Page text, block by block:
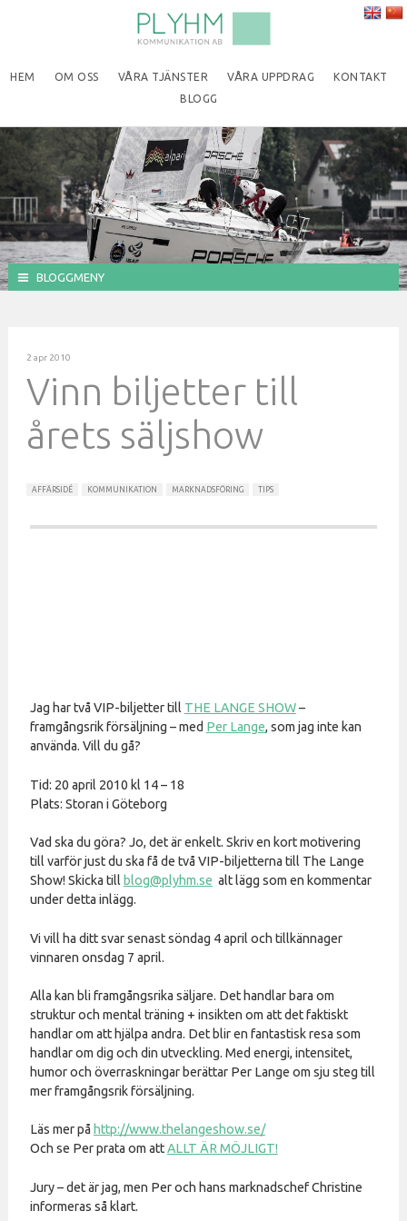
HEM OM OSS VÅRA TJÄNSTER VÅRA UPPDRAG
KONTAKT
BLOGG
BLOGGMENY
2 apr 2010
Vinn biljetter till
årets säljshow
AFFÄRSIDÉ KOMMUNIKATION MARKNADSFÖRING TIPS
Jag har två VIP-biljetter till THE LANGE SHOW–
framgångsrik försäljning – med Per Lange, som jag inte kan
använda. Vill du gå?
Tid: 20 april 2010 kl 14 – 18
Plats: Storan i Göteborg
Vad ska du göra? Jo, det är enkelt. Skriv en kort motivering
till varför just du ska få de två VIP-biljetterna till The Lange
Show! Skicka till blog@plyhm.se alt lägg som en kommentar
under detta inlägg.
Vi vill ha ditt svar senast söndag 4 april och tillkännager
vinnaren onsdag 7 april.
Alla kan bli framgångsrika säljare. Det handlar bara om
struktur och mental träning + insikten om att det faktiskt
handlar om att hjälpa andra. Det blir en fantastisk resa som
handlar om dig och din utveckling. Med energi, intensitet,
humor och överraskningar berättar Per Lange om sju steg till
mer framgångsrik försäljning.
Läs mer på http://www.thelangeshow.se/
Och se Per prata om attALLT ÄR MÖJLIGT!
Jury – det är jag, men Per och hans marknadschef Christine
informeras så klart.